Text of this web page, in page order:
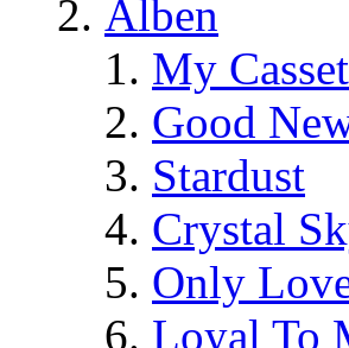
Alben
My
Good
Stardust
Crystal
Only
Loyal To